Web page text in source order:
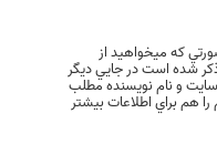
كه ميخواهيد از
شده است در جايي ديگر
سايت و نام نويسنده مطلب
هم براي اطلاعات بيشتر